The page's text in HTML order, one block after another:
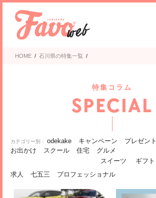
HOME / 石川県の特集一覧 /
特集コラム
SPECIAL
odekake キャンペーン プレゼント
お出かけ
スクール 住宅
グルメ
スイーツ
ギフト
求人 七五三 プロフェッショナル